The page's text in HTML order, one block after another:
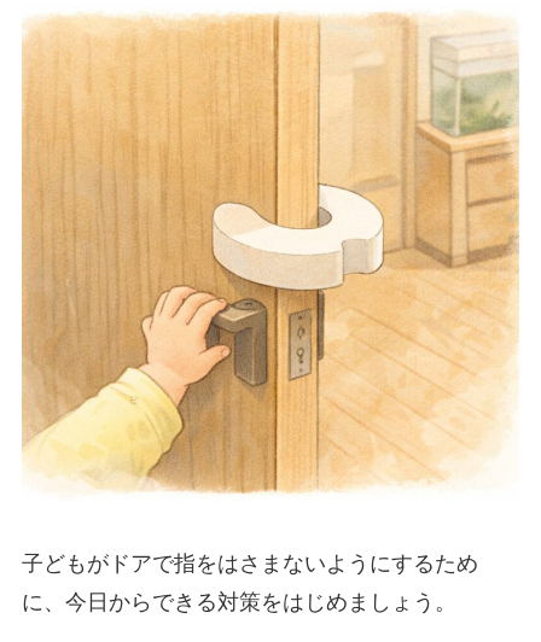
子どもがドアで指をはさまないようにするため
に、今日からできる対策をはじめましょう。